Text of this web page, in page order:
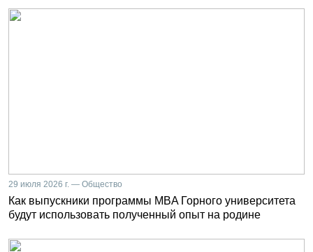
29 июля 2026 г. — Общество
Как выпускники программы MBA Горного университета
будут использовать полученный опыт на родине